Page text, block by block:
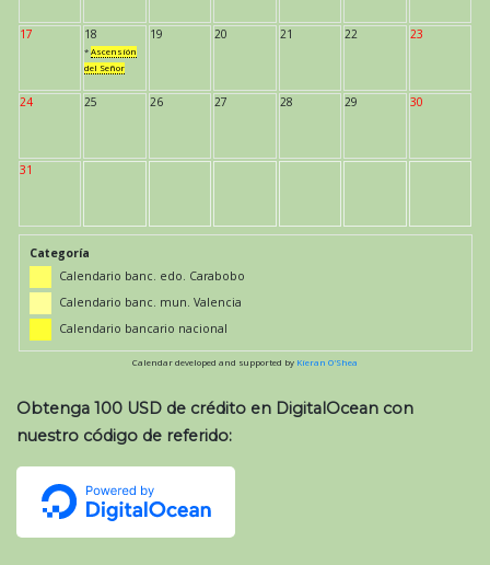
17 18
* Ascensión
del Señor
19 20 21 22 23
24 25 26 27 28 29 30
31
Categoría
Calendario banc. edo. Carabobo
Calendario banc. mun. Valencia
Calendario bancario nacional
Calendar developed and supported by Kieran O'Shea
Obtenga 100 USD de crédito en DigitalOcean con
nuestro código de referido: